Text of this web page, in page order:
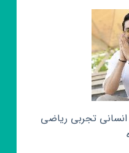
انسانی تجربی ریاضی